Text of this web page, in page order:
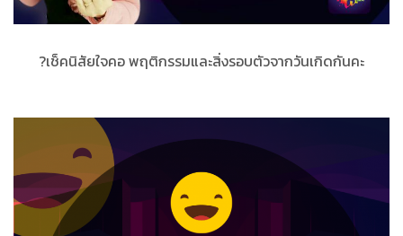
?เช็คนิสัยใจคอ พฤติกรรมและสิ่งรอบตัวจากวันเกิดกันคะ